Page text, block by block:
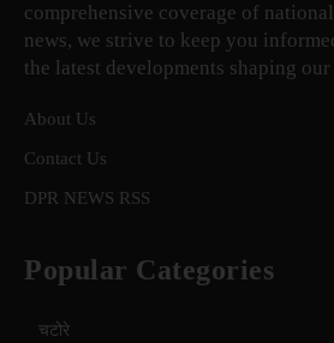
comprehensive coverage of
news, we strive to keep you
the latest developments shaping
About Us
Contact Us
DPR NEWS RSS
Popular Categories
चटोरे